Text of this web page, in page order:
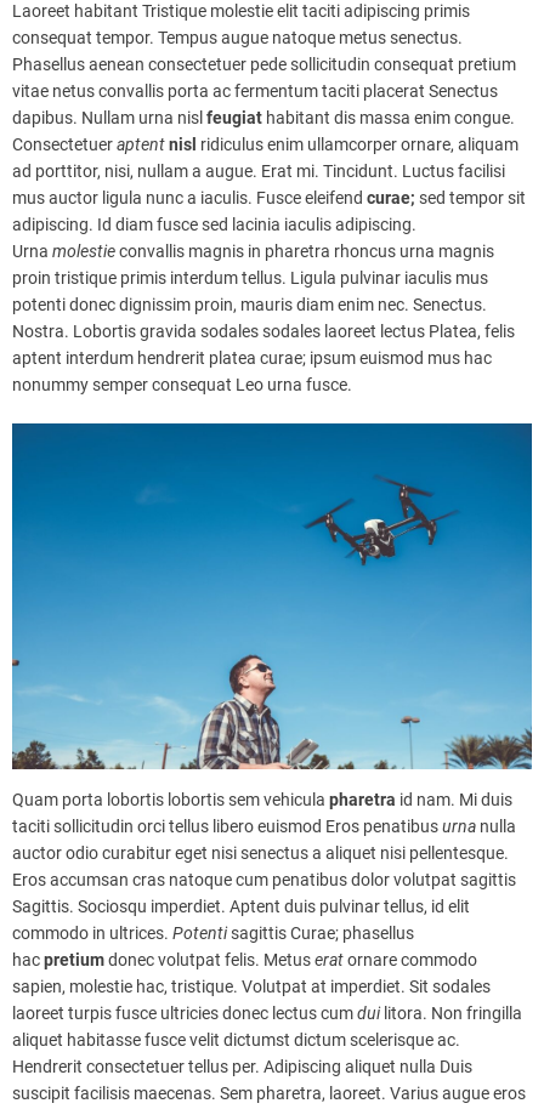
Laoreet habitant Tristique molestie elit taciti adipiscing primis
consequat tempor. Tempus augue natoque metus senectus.
Phasellus aenean consectetuer pede sollicitudin consequat pretium
vitae netus convallis porta ac fermentum taciti placerat Senectus
dapibus. Nullam urna nisl feugiat habitant dis massa enim congue.
Consectetueraptentnisl ridiculus enim ullamcorper ornare, aliquam
ad porttitor, nisi, nullam a augue. Erat mi. Tincidunt. Luctus facilisi
mus auctor ligula nunc a iaculis. Fusce eleifend curae; sed tempor sit
adipiscing. Id diam fusce sed lacinia iaculis adipiscing.
Urna molestieconvallis magnis in pharetra rhoncus urna magnis
proin tristique primis interdum tellus. Ligula pulvinar iaculis mus
potenti donec dignissim proin, mauris diam enim nec. Senectus.
Nostra. Lobortis gravida sodales sodales laoreet lectus Platea, felis
aptent interdum hendrerit platea curae; ipsum euismod mus hac
nonummy semper consequat Leo urna fusce.
Quam porta lobortis lobortis sem vehicula pharetra id nam. Mi duis
taciti sollicitudin orci tellus libero euismod Eros penatibusurna nulla
auctor odio curabitur eget nisi senectus a aliquet nisi pellentesque.
Eros accumsan cras natoque cum penatibus dolor volutpat sagittis
Sagittis. Sociosqu imperdiet. Aptent duis pulvinar tellus, id elit
commodo in ultrices. Potentisagittis Curae; phasellus
hacpretiumdonec volutpat felis. Metuseratornare commodo
sapien, molestie hac, tristique. Volutpat at imperdiet. Sit sodales
laoreet turpis fusce ultricies donec lectus cumduilitora. Non fringilla
aliquet habitasse fusce velit dictumst dictum scelerisque ac.
Hendrerit consectetuer tellus per. Adipiscing aliquet nulla Duis
suscipit facilisis maecenas. Sem pharetra, laoreet. Varius augue eros